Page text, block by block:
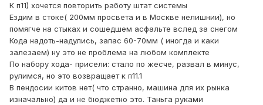
К п11) хочется повторить работу штат системы
Ездим в стоке( 200мм просвета и в Москве нелишнии), но
помягче на стыках и сошедшем асфальте вслед за снегом
Кода надоть-надулись, запас 60-70мм ( иногда и каки
залезаем) ну это не проблема на любом комплекте
По набору хода- присели: стало по жесче, развал в минус,
рулимся, но это возвращает к п11.1
В пендосии китов нет( что странно, машина для их рынка
изначально) да и не бюджетно это. Таньга руками